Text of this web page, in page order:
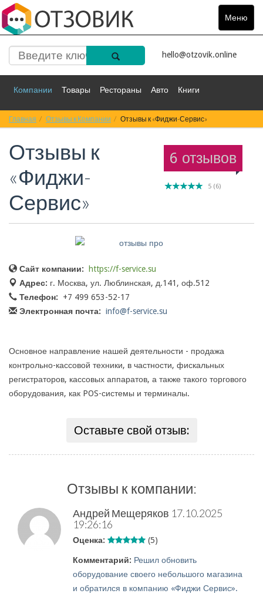
Меню
Toggle
hello@otzovik.online
Компании Товары Рестораны Авто Книги
Спорт Фильмы Деньги Путешествия
Красота Здоровье
Главная Отзывы к Компании Отзывы к «Фиджи-Сервис»
6 отзывов
5 (6)
Отзывы к
«Фиджи-
Сервис»
Сайт компании:
https://f-service.su
Адрес: г. Москва, ул. Люблинская, д.141, оф.512
Телефон:
+7 499 653-52-17
Электронная почта: info@f-service.su
Основное направление нашей деятельности - продажа
контрольно-кассовой техники, в частности, фискальных
регистраторов, кассовых аппаратов, а также такого торгового
оборудования, как POS-системы и терминалы.
Оставьте свой отзыв:
Отзывы к компании:
Андрей Мещеряков 17.10.2025
19:26:16
Оценка: (5)
Комментарий: Решил обновить
оборудование своего небольшого магазина
и обратился в компанию «Фиджи Сервис».